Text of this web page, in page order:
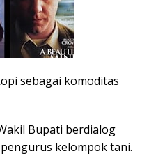
sebagai komoditas
Bupati berdialog
kelompok tani.